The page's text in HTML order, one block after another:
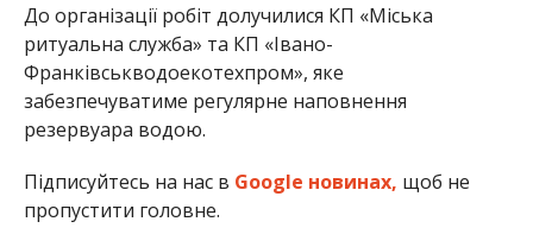
До організації робіт долучилися КП «Міська
ритуальна служба» та КП «Івано-
Франківськводоекотехпром», яке
забезпечуватиме регулярне наповнення
резервуара водою.
Підписуйтесь на нас в Google новинах, щоб не
пропустити головне.